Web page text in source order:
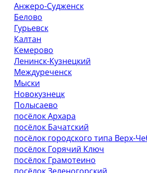
Анжеро-Судженск
Белово
Гурьевск
Калтан
Кемерово
Ленинск-Кузнецкий
Междуреченск
Мыски
Новокузнецк
Полысаево
посёлок Архара
посёлок Бачатский
посёлок городского типа Верх-
посёлок Горячий Ключ
посёлок Грамотеино